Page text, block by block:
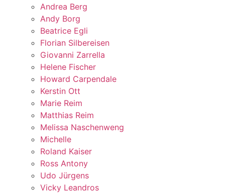
Andrea Berg
Andy Borg
Beatrice Egli
Florian Silbereisen
Giovanni Zarrella
Helene Fischer
Howard Carpendale
Kerstin Ott
Marie Reim
Matthias Reim
Melissa Naschenweng
Michelle
Roland Kaiser
Ross Antony
Udo Jürgens
Vicky Leandros